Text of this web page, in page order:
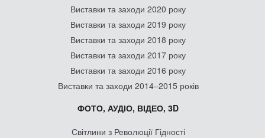
Виставки та заходи 2020 року
Виставки та заходи 2019 року
Виставки та заходи 2018 року
Виставки та заходи 2017 року
Виставки та заходи 2016 року
Виставки та заходи 2014–2015 років
ФОТО, АУДІО, ВІДЕО, 3D
Світлини з Революції Гідності